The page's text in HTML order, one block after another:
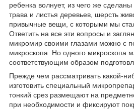
ребенка волнует, из чего же
трава и листья деревьев, шерсть
привычные вещи, с которыми мы
Ответить на все эти вопросы и
микромир своими глазами можно с
микроскопа. Но одного микроскопа
соответствующим образом
Прежде чем рассматривать какой-
изготовить специальный
тонкий срез размещают на
при необходимости и фиксируют